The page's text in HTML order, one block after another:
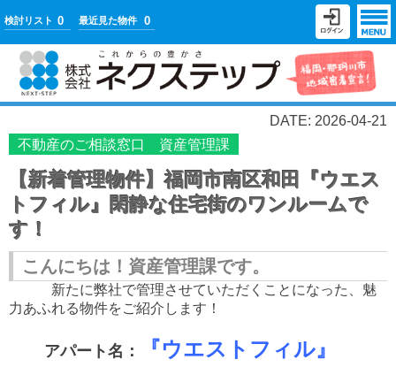
検討リスト 0 最近見た物件 0
DATE: 2026-04-21
不動産のご相談窓口 資産管理課
【新着管理物件】福岡市南区和田『ウエス
トフィル』閑静な住宅街のワンルームで
す！
こんにちは！資産管理課です。
新たに弊社で管理させていただくことになった、魅
力あふれる物件をご紹介します！
アパート名： 『ウエストフィル』